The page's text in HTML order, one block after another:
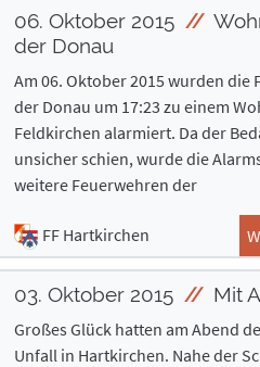
06. Oktober 2015
der Donau
Am 06. Oktober 2015 wurden
der Donau um 17:23 zu einem
Feldkirchen alarmiert. Da der
unsicher schien, wurde die
weitere Feuerwehren der
FF Hartkirchen
03. Oktober 2015 Mit
Großes Glück hatten am Abend
Unfall in Hartkirchen. Nahe der